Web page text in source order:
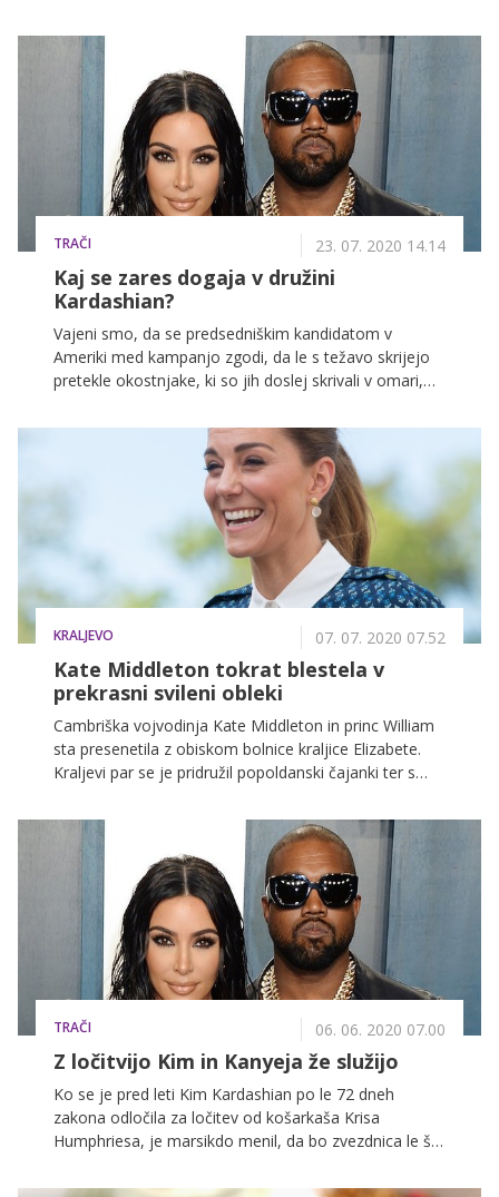
TRAČI 23. 07. 2020 14.14
Kaj se zares dogaja v družini
Kardashian?
Vajeni smo, da se predsedniškim kandidatom v
Ameriki med kampanjo zgodi, da le s težavo skrijejo
pretekle okostnjake, ki so jih doslej skrivali v omari,
sam. Prav to pa že od vložitve kandidature dela Kanye
West, sicer znani raper in mož Kim Kardashian, ki je v
le nekaj dneh postregel s številnimi šokantnimi
izjavami. Zdaj se je prvič odzvala tudi njegova žena.
KRALJEVO 07. 07. 2020 07.52
Kate Middleton tokrat blestela v
prekrasni svileni obleki
Cambriška vojvodinja Kate Middleton in princ William
sta presenetila z obiskom bolnice kraljice Elizabete.
Kraljevi par se je pridružil popoldanski čajanki ter s
zdravstvenega sistema. S tem sta se Kate in prince
William poklonila celotnemu zdravstvenemu osebju,
vojvodinja pa je kot vedno, tudi za to posebno
priložnost izbrala prekrasno obleko.
TRAČI 06. 06. 2020 07.00
Z ločitvijo Kim in Kanyeja že služijo
Ko se je pred leti Kim Kardashian po le 72 dneh
zakona odločila za ločitev od košarkaša Krisa
Humphriesa, je marsikdo menil, da bo zvezdnica le še
raper Kanye West je to spremenil; dobivati sta se